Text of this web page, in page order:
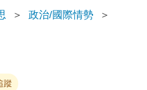
＞ 政治/國際情勢
＞
蹤